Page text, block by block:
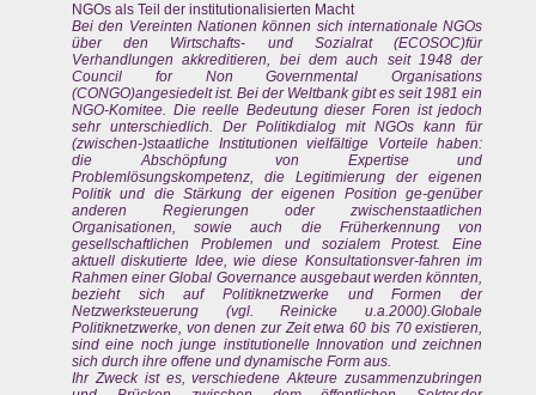
NGOs als Teil der institutionalisierten Macht
Bei den Vereinten Nationen können sich internationale NGOs
über den Wirtschafts- und Sozialrat (ECOSOC)für
Verhandlungen akkreditieren, bei dem auch seit 1948 der
Council for Non Governmental Organisations
(CONGO)angesiedelt ist. Bei der Weltbank gibt es seit 1981 ein
NGO-Komitee. Die reelle Bedeutung dieser Foren ist jedoch
sehr unterschiedlich. Der Politikdialog mit NGOs kann für
(zwischen-)staatliche Institutionen vielfältige Vorteile haben:
die Abschöpfung von Expertise und
Problemlösungskompetenz, die Legitimierung der eigenen
Politik und die Stärkung der eigenen Position ge-genüber
anderen Regierungen oder zwischenstaatlichen
Organisationen, sowie auch die Früherkennung von
gesellschaftlichen Problemen und sozialem Protest. Eine
aktuell diskutierte Idee, wie diese Konsultationsver-fahren im
Rahmen einer Global Governance ausgebaut werden könnten,
bezieht sich auf Politiknetzwerke und Formen der
Netzwerksteuerung (vgl. Reinicke u.a.2000).Globale
Politiknetzwerke, von denen zur Zeit etwa 60 bis 70 existieren,
sind eine noch junge institutionelle Innovation und zeichnen
sich durch ihre offene und dynamische Form aus.
Ihr Zweck ist es, verschiedene Akteure zusammenzubringen